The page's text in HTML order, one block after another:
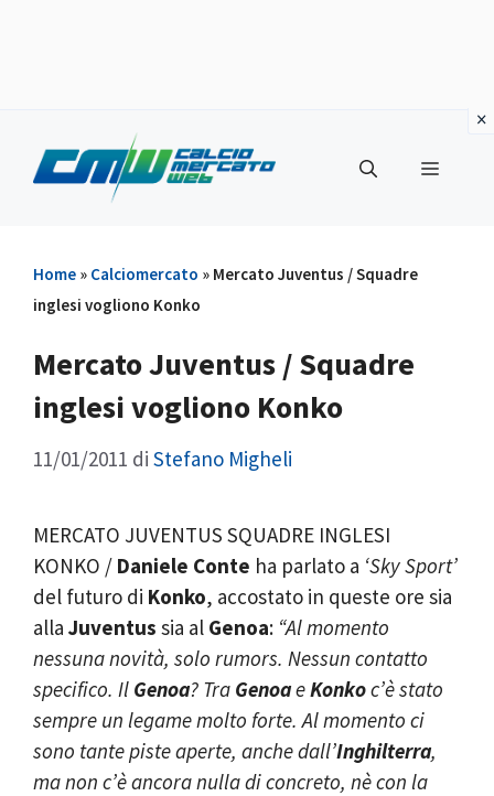
contenuto
Menu
Home » Calciomercato » Mercato Juventus / Squadre
inglesi vogliono Konko
Mercato Juventus / Squadre
inglesi vogliono Konko
11/01/2011 di Stefano Migheli
MERCATO JUVENTUS SQUADRE INGLESI
KONKO / Daniele Conte ha parlato a ‘Sky Sport’
del futuro di Konko, accostato in queste ore sia
alla Juventus sia al Genoa: “Al momento
nessuna novità, solo rumors. Nessun contatto
specifico. Il Genoa? Tra GenoaeKonkoc’è stato
sempre un legame molto forte. Al momento ci
sono tante piste aperte, anche dall’Inghilterra,
ma non c’è ancora nulla di concreto, nè con la